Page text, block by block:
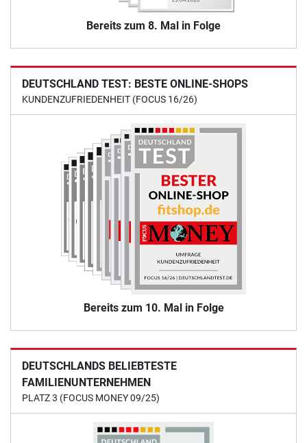
Bereits zum 8. Mal in Folge
DEUTSCHLAND TEST: BESTE ONLINE-SHOPS
KUNDENZUFRIEDENHEIT (FOCUS 16/26)
Bereits zum 10. Mal in Folge
DEUTSCHLANDS BELIEBTESTE
FAMILIENUNTERNEHMEN
PLATZ 3 (FOCUS MONEY 09/25)